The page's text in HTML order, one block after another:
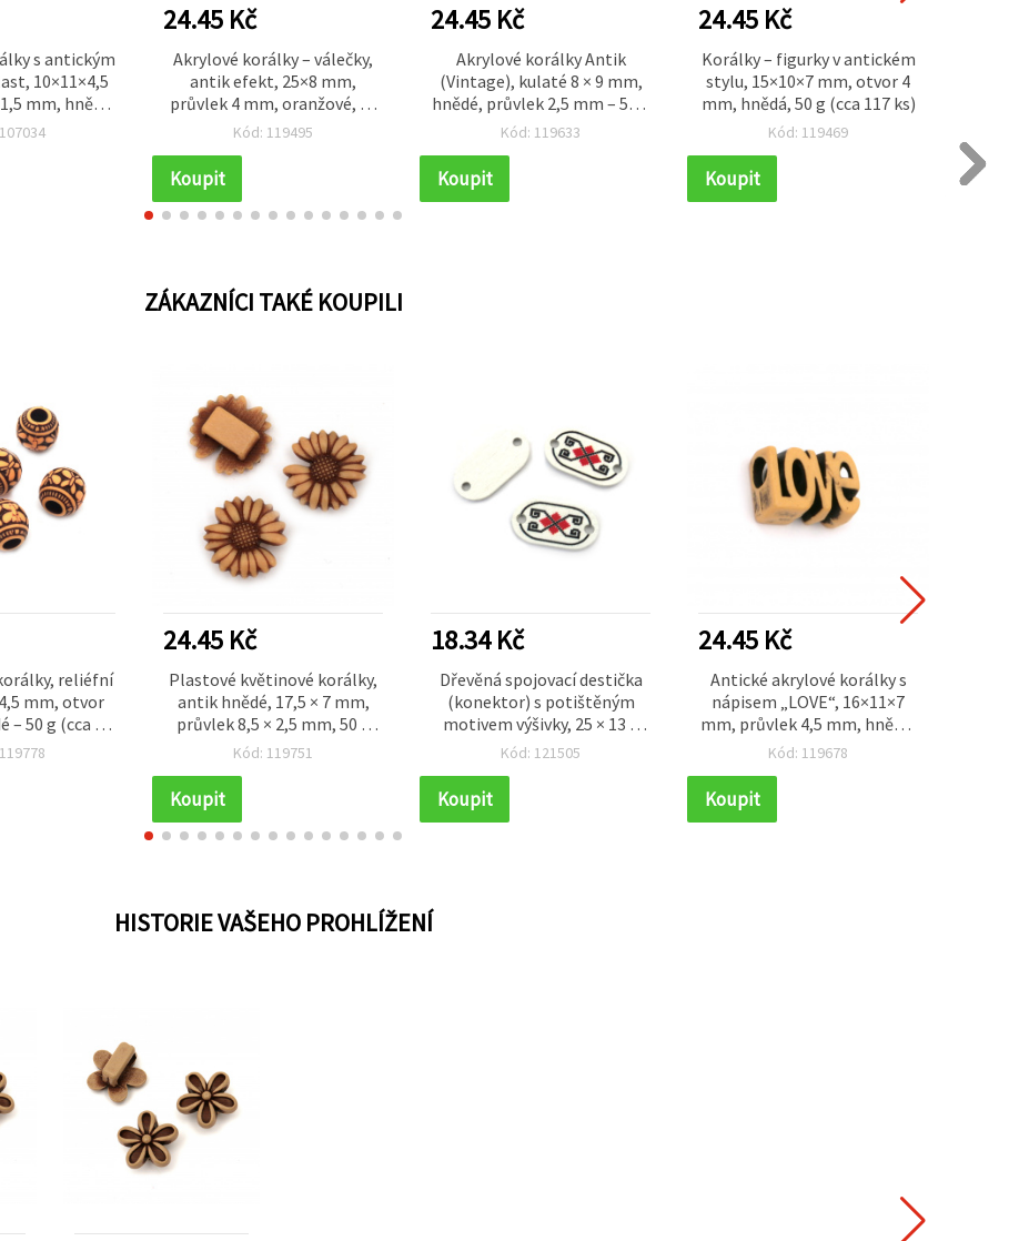
s antickým
10×11×4,5
mm, hnědé
ks)
24.45 Kč
Akrylové korálky – válečky,
antik efekt, 25×8 mm,
průvlek 4 mm, oranžové, 50
g
Kód: 119495
Koupit
24.45 Kč
Akrylové korálky Antik
(Vintage), kulaté 8 × 9 mm,
hnědé, průvlek 2,5 mm – 50 g
(~95 ks) pro výrobu šperků,
Kód: 119633
Koupit
24.45 Kč
Korálky – figurky v antickém
stylu, 15×10×7 mm, otvor 4
mm, hnědá, 50 g (cca 117 ks)
Kód: 119469
Koupit
ZÁKAZNÍCI TAKÉ KOUPILI
reliéfní
mm, otvor
– 50 g (cca 30
ks)
24.45 Kč
Plastové květinové korálky,
antik hnědé, 17,5 × 7 mm,
průvlek 8,5 × 2,5 mm, 50 g
(cca 75 ks)
Kód: 119751
Koupit
18.34 Kč
Dřevěná spojovací destička
(konektor) s potištěným
motivem výšivky, 25 × 13 ×
1,8 mm, otvor: 2 mm – 10 ks
Kód: 121505
Koupit
24.45 Kč
Antické akrylové korálky s
nápisem „LOVE“, 16×11×7
mm, průvlek 4,5 mm, hnědé,
50 g (~66 ks)
Kód: 119678
Koupit
HISTORIE VAŠEHO PROHLÍŽENÍ